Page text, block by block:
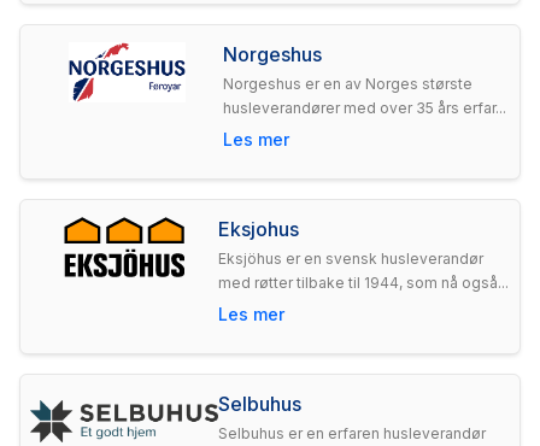
Norgeshus
Norgeshus er en av Norges største
husleverandører med over 35 års erfar...
Les mer
Eksjohus
Eksjöhus er en svensk husleverandør
med røtter tilbake til 1944, som nå også...
Les mer
Selbuhus
Selbuhus er en erfaren husleverandør